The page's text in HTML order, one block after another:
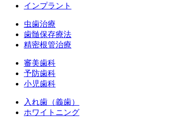
インプラント
虫歯治療
歯髄保存療法
精密根管治療
審美歯科
予防歯科
小児歯科
入れ歯（義歯）
ホワイトニング